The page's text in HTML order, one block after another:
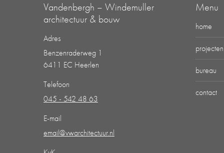
Vandenbergh – Windemuller
architectuur & bouw
Adres
Benzenraderweg 1
6411 EC Heerlen
Telefoon
045 - 542 48 63
E-mail
email@vwarchitectuur.nl
Menu
home
projecten
bureau
contact